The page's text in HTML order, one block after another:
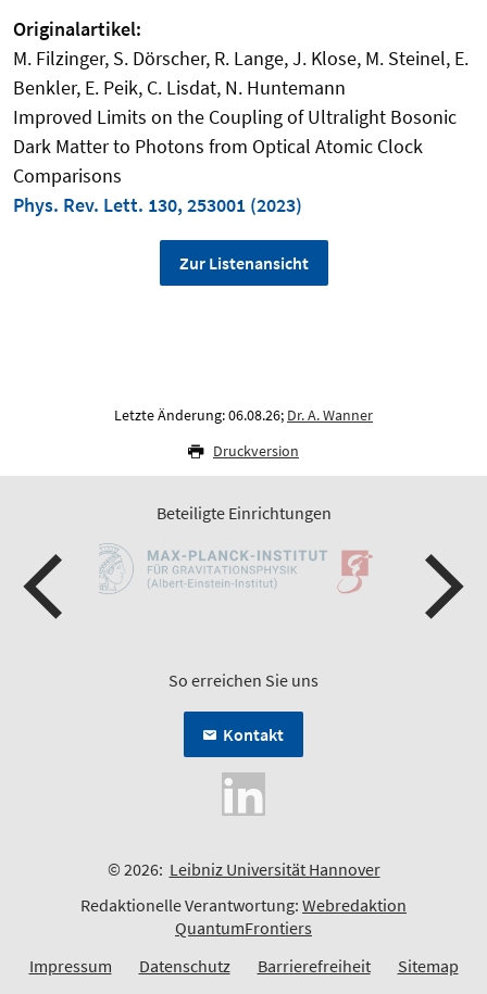
Originalartikel:
M. Filzinger, S. Dörscher, R. Lange, J. Klose, M. Steinel, E.
Benkler, E. Peik, C. Lisdat, N. Huntemann
Improved Limits on the Coupling of Ultralight Bosonic
Dark Matter to Photons from Optical Atomic Clock
Comparisons
Phys. Rev. Lett. 130, 253001 (2023)
Zur Listenansicht
Letzte Änderung: 06.08.26; Dr. A. Wanner
Druckversion
Beteiligte Einrichtungen
So erreichen Sie uns
Kontakt
© 2026: Leibniz Universität Hannover
Redaktionelle Verantwortung: Webredaktion
QuantumFrontiers
Impressum
Datenschutz Barrierefreiheit Sitemap